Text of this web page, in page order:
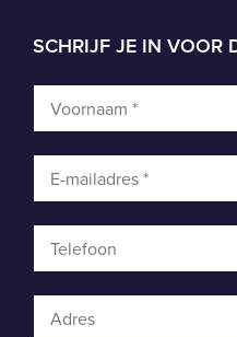
SCHRIJF JE IN VOOR